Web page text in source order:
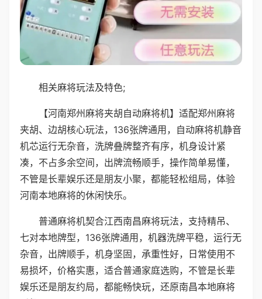
相关麻将玩法及特色;
【河南郑州麻将夹胡自动麻将机】适配郑州麻将
夹胡、边胡核心玩法，136张牌通用，自动麻将机静音
机芯运行无杂音，洗牌叠牌整齐有序，机身设计紧
凑，不占多余空间，出牌流畅顺手，操作简单易懂，
不管是长辈娱乐还是朋友小聚，都能轻松组局，体验
河南本地麻将的休闲快乐。
普通麻将机契合江西南昌麻将玩法，支持精吊、
七对本地牌型，136张牌通用，机器洗牌平稳，运行无
杂音，出牌顺手，机身坚固，承重性好，日常使用不
易损坏，价格实惠，适合普通家庭选购，不管是长辈
娱乐还是朋友约局，都能畅快玩，还原南昌本地麻将